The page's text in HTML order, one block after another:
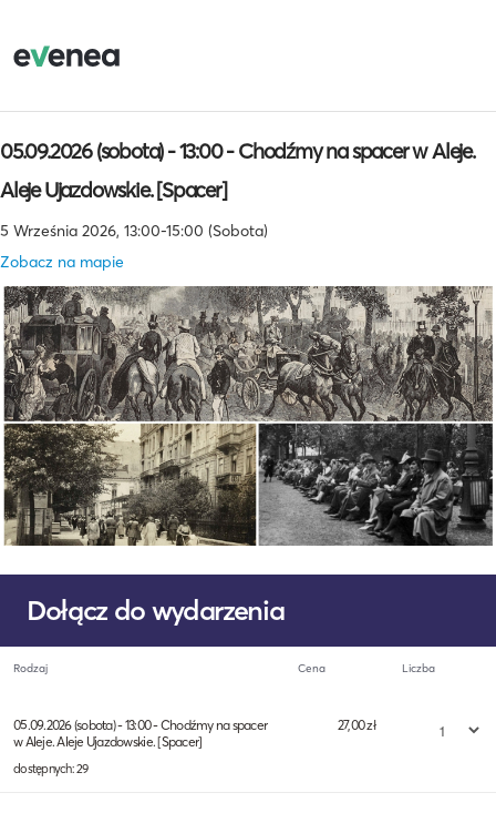
05.09.2026 (sobota) - 13:00 - Chodźmy na spacer w Aleje.
Aleje Ujazdowskie. [Spacer]
5 Września 2026, 13:00-15:00 (Sobota)
Zobacz na mapie
Dołącz do wydarzenia
Rodzaj Cena Liczba
05.09.2026 (sobota) - 13:00 - Chodźmy na spacer
w Aleje. Aleje Ujazdowskie. [Spacer]
dostępnych: 29
27,00 zł